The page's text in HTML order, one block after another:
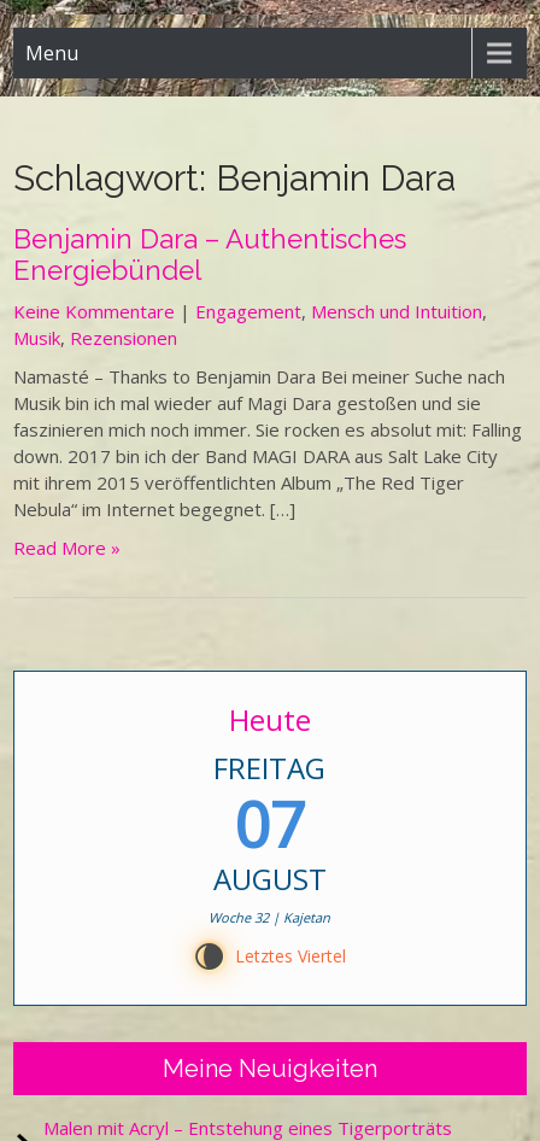
Menu
Schlagwort: Benjamin Dara
Benjamin Dara – Authentisches
Energiebündel
Keine Kommentare | Engagement, Mensch und Intuition,
Musik, Rezensionen
Namasté – Thanks to Benjamin Dara Bei meiner Suche nach
Musik bin ich mal wieder auf Magi Dara gestoßen und sie
faszinieren mich noch immer. Sie rocken es absolut mit: Falling
down. 2017 bin ich der Band MAGI DARA aus Salt Lake City
mit ihrem 2015 veröffentlichten Album „The Red Tiger
Nebula“ im Internet begegnet. […]
Read More »
Heute
FREITAG
07
AUGUST
Woche 32 | Kajetan
V Letztes Viertel
Meine Neuigkeiten
Malen mit Acryl – Entstehung eines Tigerporträts